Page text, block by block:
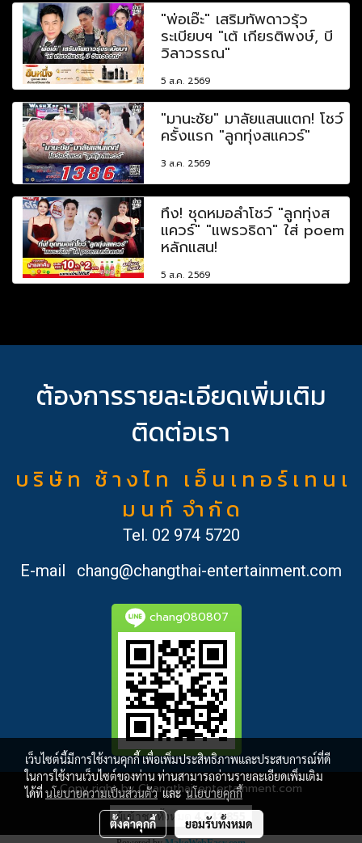
"พ่อเอ๊ะ" เสริมทัพดาวรุ้ว
ระเบียบฯ "เต้ เกียรติพงษ์, บี
วิลาวรรณ"
5 ส.ค. 2569
"มานะชัย" มาลัยแสนแตก! โชว์
ครั้งแรก "ลูกทุ่งสแควร์"
3 ส.ค. 2569
ทึ่ง! ชุดหมอลำโชว์ "ลูกทุ่งส
แควร์" "แพรวธิดา" ใส่ poem
หลักแสน!
5 ส.ค. 2569
ต้องการรายละเอียดเพิ่มเติม
ติดต่อเรา
บ ริ ษั ท ช้ า ง ไ ท เ อ็ น เ ท อ ร์ เ ท น เ
ม น ท์ จำ กั ด
Tel. 02 974 5720
E-mail
chang@changthai-entertainment.com
chang080807
Copy right by Changthai-entertainment.com
ผู้เข้าชมวันนี้ 2,120
เว็บไซต์นี้มีการใช้งานคุกกี้ เพื่อเพิ่มประสิทธิภาพและประสบการณ์ที่ดี
ในการใช้งานเว็บไซต์ของท่าน ท่านสามารถอ่านรายละเอียดเพิ่มเติม
ได้ที่นโยบายความเป็นส่วนตัวและนโยบายคุกกี้
ตั้งค่าคุกกี้ ยอมรับทั้งหมด